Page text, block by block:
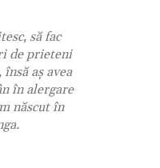
să fac
de prieteni
aş avea
în alergare
născut în